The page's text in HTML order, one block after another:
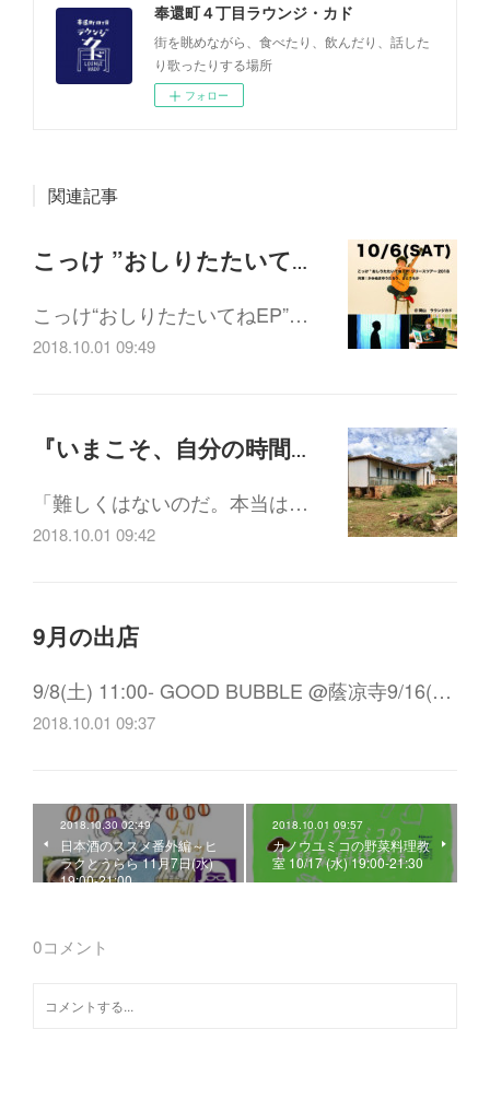
奉還町４丁目ラウンジ・カド
街を眺めながら、食べたり、飲んだり、話した
り歌ったりする場所
フォロー
関連記事
こっけ ”おしりたたいてね” EPリリースツアー10/6 (土) 17:30-
こっけ“おしりたたいてねEP”…
2018.10.01 09:49
『いまこそ、自分の時間を生きる』 記録映像作家 岡村淳監督トーク&上映会 10/3(水) 15:00-
「難しくはないのだ。本当は…
2018.10.01 09:42
9月の出店
9/8(土) 11:00- GOOD BUBBLE @蔭凉寺9/16(…
2018.10.01 09:37
2018.10.30 02:49
日本酒のススメ番外編～ヒ
ラクとうらら 11月7日(水)
19:00-21:00
2018.10.01 09:57
カノウユミコの野菜料理教
室 10/17 (水) 19:00-21:30
0コメント